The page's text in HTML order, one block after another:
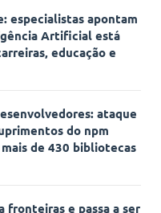
especialistas apontam
Artificial está
educação e
ataque
do npm
de 430 bibliotecas
fronteiras e passa a ser